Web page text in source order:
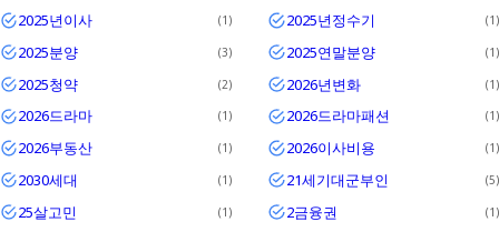
2025년이사 1 2025년정수기 1
2025분양 3 2025연말분양 1
2025청약 2 2026년변화 1
2026드라마 1 2026드라마패션 1
2026부동산 1 2026이사비용 1
2030세대 1 21세기대군부인 5
25살고민 1 2금융권 1